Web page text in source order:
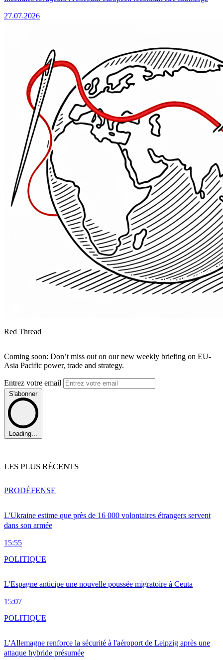
27.07.2026
Red Thread
Coming soon: Don’t miss out on our new weekly briefing on EU-
Asia Pacific power, trade and strategy.
Entrez votre email
S'abonner
Loading...
LES PLUS RÉCENTS
L'Ukraine estime que près de 16 000 volontaires étrangers servent
dans son armée
15:55
PRODÉFENSE
L'Espagne anticipe une nouvelle poussée migratoire à Ceuta
15:07
POLITIQUE
L'Allemagne renforce la sécurité à l'aéroport de Leipzig après une
attaque hybride présumée
POLITIQUE